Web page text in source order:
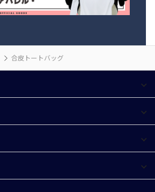
合皮トートバッグ